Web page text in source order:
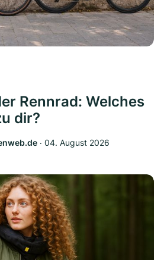
Rennrad: Welches
dir?
‧ 04. August 2026